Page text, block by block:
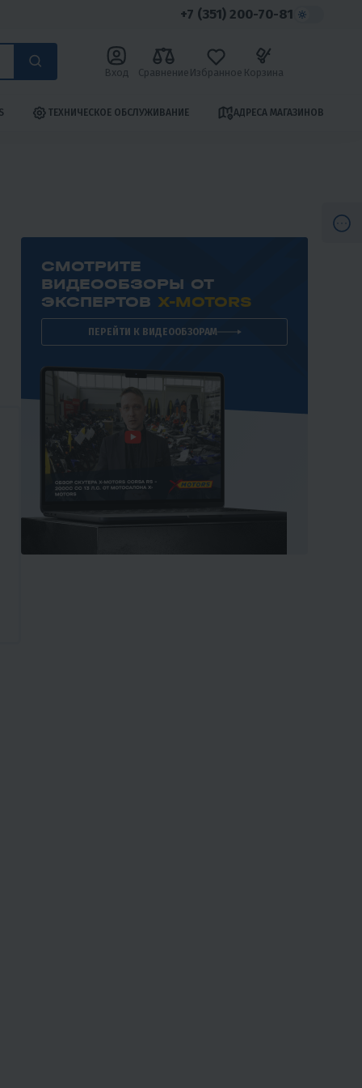
+7 (351) 200-70-81
Вход Сравнение Избранное Корзина
ТЕХНИЧЕСКОЕ ОБСЛУЖИВАНИЕ АДРЕСА МАГАЗИНОВ
СМОТРИТЕ
ВИДЕООБЗОРЫ ОТ
ЭКСПЕРТОВ X-MOTORS
ПЕРЕЙТИ К ВИДЕООБЗОРАМ